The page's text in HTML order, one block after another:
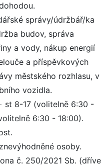
správy/údržbář/ka
budov, správa
a vody, nákup energií
a příspěvkových
městského rozhlasu, v
vozidla.
st 8-17 (volitelně 6:30 -
6:30 - 18:00).
osoby.
č. 250/2021 Sb. (dříve